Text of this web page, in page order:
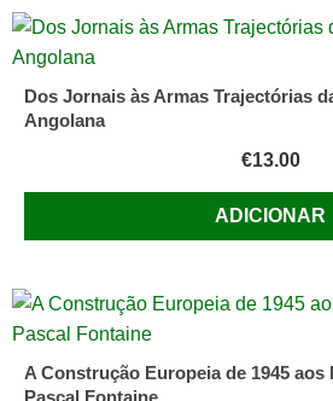
Dos Jornais às Armas Trajectórias
Angolana
€13.00
ADICIONAR
A Construção Europeia de 1945 aos
Pascal Fontaine